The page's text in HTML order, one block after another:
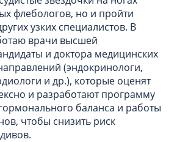
флебологов, но и пройти
узких специалистов. В
врачи высшей
и доктора медицинских
(эндокринологи,
и др.), которые оценят
и разработают программу
баланса и работы
чтобы снизить риск